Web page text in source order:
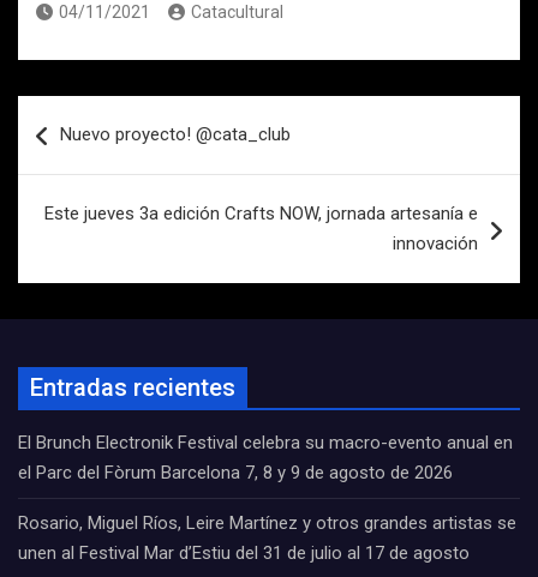
04/11/2021 Catacultural
de
Nuevo proyecto! @cata_club
Este jueves 3a edición Crafts NOW, jornada artesanía e
innovación
Entradas recientes
El Brunch Electronik Festival celebra su macro-evento anual en
el Parc del Fòrum Barcelona 7, 8 y 9 de agosto de 2026
Rosario, Miguel Ríos, Leire Martínez y otros grandes artistas se
unen al Festival Mar d’Estiu del 31 de julio al 17 de agosto